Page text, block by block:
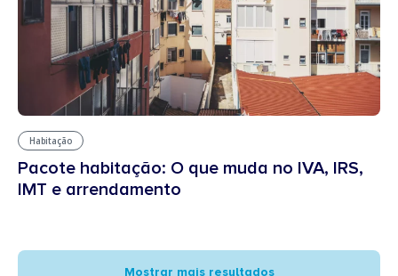
Habitação
Pacote habitação: O que muda no IVA, IRS,
IMT e arrendamento
Mostrar mais resultados